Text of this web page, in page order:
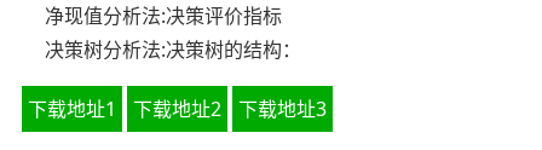
净现值分析法:决策评价指标
决策树分析法:决策树的结构：
下载地址1 下载地址2 下载地址3